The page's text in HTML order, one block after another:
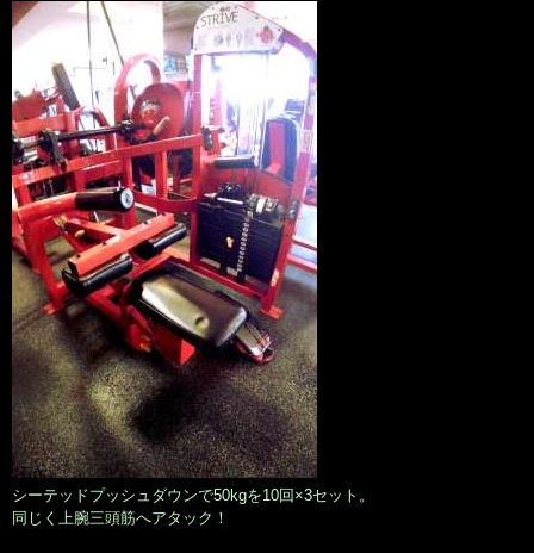
シーテッドプッシュダウンで50kgを10回×3セット。
同じく上腕三頭筋へアタック！